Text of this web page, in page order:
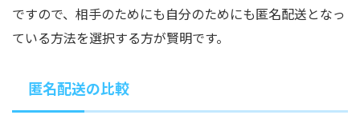
ですので、相手のためにも自分のためにも匿名配送となっ
ている方法を選択する方が賢明です。
匿名配送の比較